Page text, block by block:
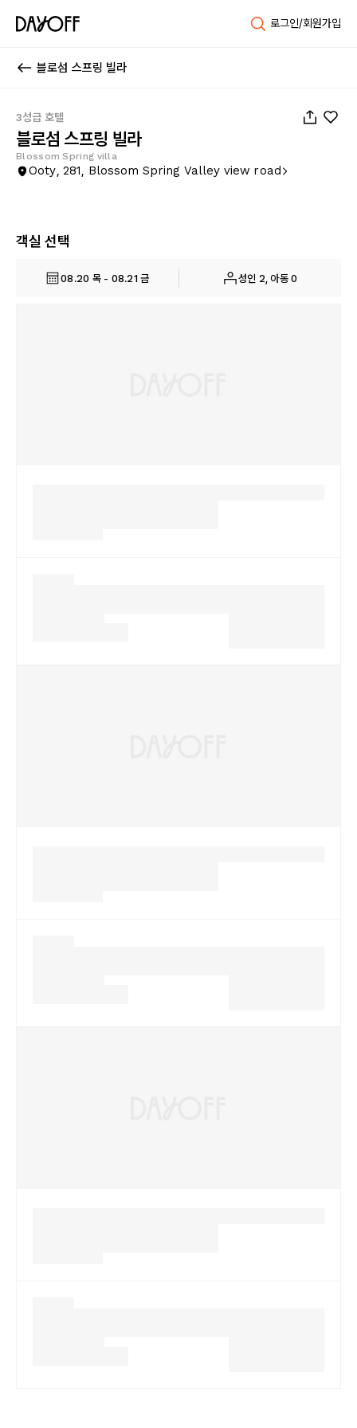
로그인/회원가입
블로섬 스프링 빌라
3성급 호텔
블로섬 스프링 빌라
Blossom Spring villa
Ooty, 281, Blossom Spring Valley view road
객실 선택
08.20 목 - 08.21 금 성인 2, 아동 0